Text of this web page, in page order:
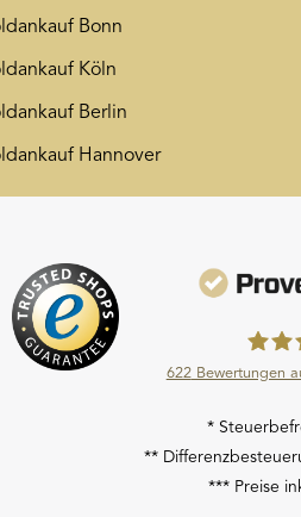
Bonn
Köln
Berlin
Hannover
622Bewertungen
*
**
*** Preise